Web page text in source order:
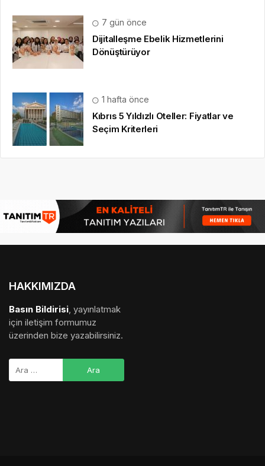
7 gün önce
Dijitalleşme Ebelik Hizmetlerini
Dönüştürüyor
1 hafta önce
Kıbrıs 5 Yıldızlı Oteller: Fiyatlar ve
Seçim Kriterleri
HAKKIMIZDA
Basın Bildirisi, yayınlatmak
için iletişim formumuz
üzerinden bize yazabilirsiniz.